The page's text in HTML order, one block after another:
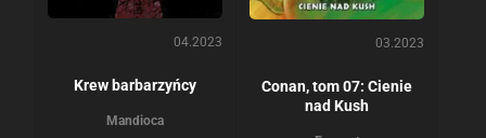
04.2023
Krew barbarzyńcy
Mandioca
03.2023
Conan, tom 07: Cienie
nad Kush